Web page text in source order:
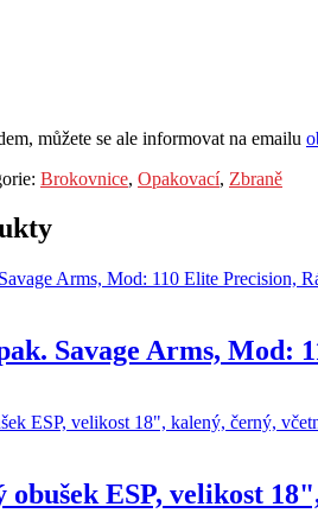
můžete se ale informovat na emailu
Brokovnice, Opakovací, Zbraně
Savage Arms, Mod:
obušek ESP, velikost